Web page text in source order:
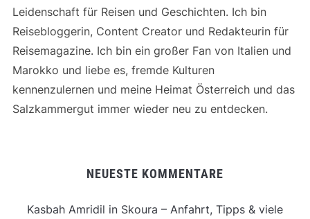
Leidenschaft für Reisen und Geschichten. Ich bin
Reisebloggerin, Content Creator und Redakteurin für
Reisemagazine. Ich bin ein großer Fan von Italien und
Marokko und liebe es, fremde Kulturen
kennenzulernen und meine Heimat Österreich und das
Salzkammergut immer wieder neu zu entdecken.
NEUESTE KOMMENTARE
Kasbah Amridil in Skoura – Anfahrt, Tipps & viele